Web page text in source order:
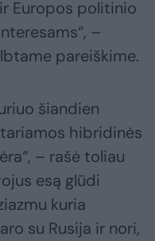
Europos politinio
–
pareiškime.
šiandien
hibridinės
– rašė toliau
esą glūdi
kuria
su Rusija ir nori,